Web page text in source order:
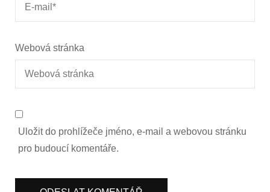
Webová stránka
Uložit do prohlížeče jméno, e-mail a webovou stránku
pro budoucí komentáře.